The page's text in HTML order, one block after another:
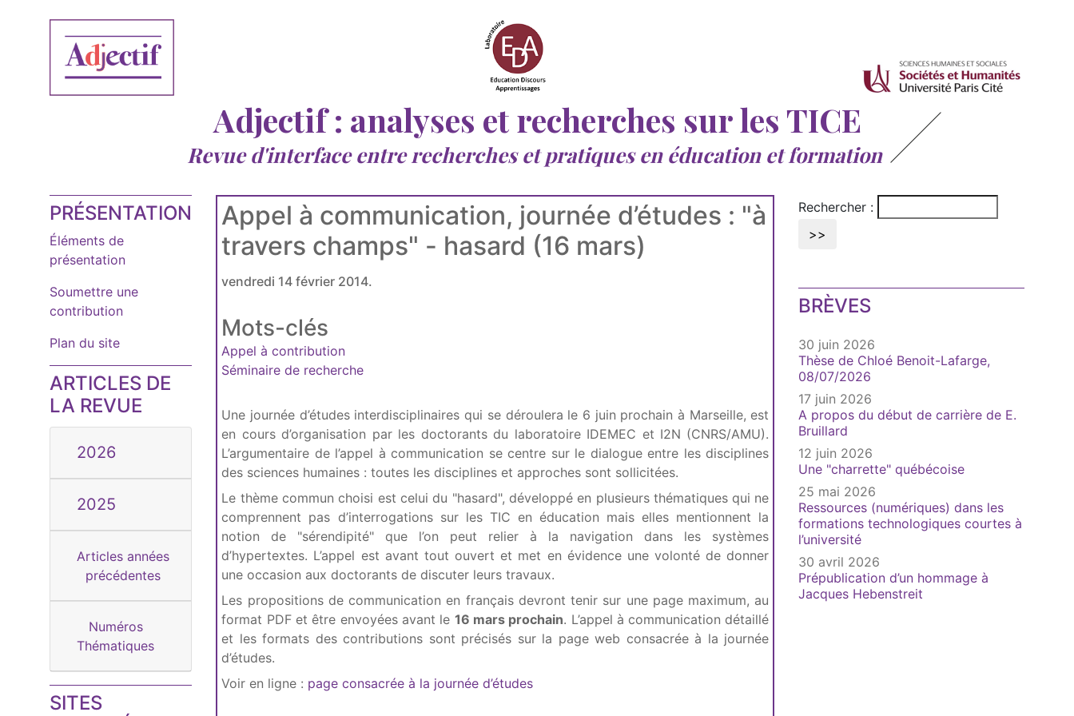
Adjectif : analyses et recherches sur les TICE
Revue d'interface entre recherches et pratiques en éducation et formation
PRÉSENTATION
Éléments de
présentation
Soumettre une
contribution
Plan du site
ARTICLES DE
LA REVUE
2026
2025
Articles années
précédentes
Numéros
Thématiques
SITES
Appel à communication, journée d’études : "à
travers champs" - hasard (16 mars)
vendredi 14 février 2014.
Mots-clés
Appel à contribution
Séminaire de recherche
Une journée d’études interdisciplinaires qui se déroulera le 6 juin prochain à Marseille, est
en cours d’organisation par les doctorants du laboratoire IDEMEC et I2N (CNRS/AMU).
L’argumentaire de l’appel à communication se centre sur le dialogue entre les disciplines
des sciences humaines : toutes les disciplines et approches sont sollicitées.
Le thème commun choisi est celui du "hasard", développé en plusieurs thématiques qui ne
comprennent pas d’interrogations sur les TIC en éducation mais elles mentionnent la
notion de "sérendipité" que l’on peut relier à la navigation dans les systèmes
d’hypertextes. L’appel est avant tout ouvert et met en évidence une volonté de donner
une occasion aux doctorants de discuter leurs travaux.
Les propositions de communication en français devront tenir sur une page maximum, au
format PDF et être envoyées avant le 16 mars prochain. L’appel à communication détaillé
et les formats des contributions sont précisés sur la page web consacrée à la journée
d’études.
Voir en ligne : page consacrée à la journée d’études
Rechercher :
BRÈVES
30 juin 2026
Thèse de Chloé Benoit-Lafarge,
08/07/2026
17 juin 2026
A propos du début de carrière de E.
Bruillard
12 juin 2026
Une "charrette" québécoise
25 mai 2026
Ressources (numériques) dans les
formations technologiques courtes à
l’université
30 avril 2026
Prépublication d’un hommage à
Jacques Hebenstreit